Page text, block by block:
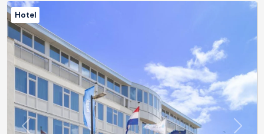
Hotel